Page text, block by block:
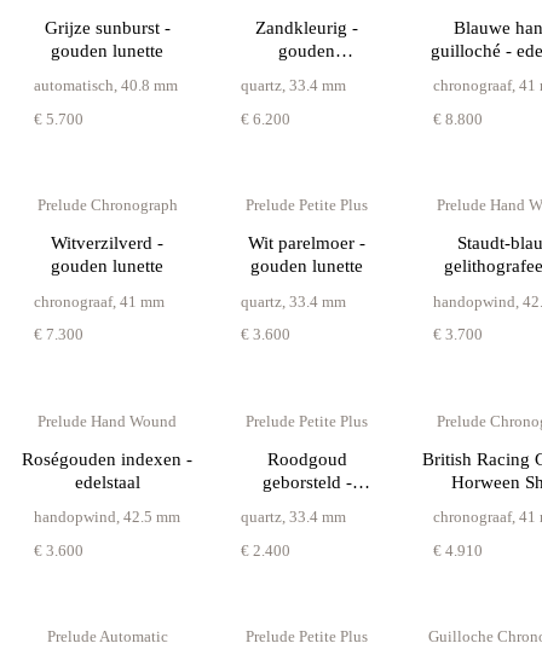
Grijze sunburst -
gouden lunette
automatisch, 40.8 mm
€ 5.700
Zandkleurig -
gouden
quartz, 33.4 mm
€ 6.200
Blauwe
guilloché -
chronograaf, 41
€ 8.800
Prelude Chronograph
Witverzilverd -
gouden lunette
chronograaf, 41 mm
€ 7.300
Prelude Petite Plus
Wit parelmoer -
gouden lunette
quartz 33.4 mm
€ 3.600
Prelude Hand
Staudt-
handopwind
€ 3.700
Prelude Hand Wound
Roségouden indexen -
edelstaal
handopwind, 42.5 mm
€ 3.600
Prelude Petite Plus
Roodgoud
geborsteld -
quartz, 33.4 mm
€ 2.400
Prelude
British Racing
Horween
chronograaf, 41
€ 4.910
Prelude Automatic Prelude Petite Plus Guilloche